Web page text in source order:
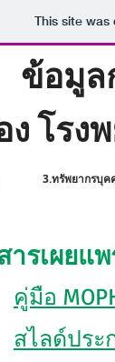
This site
ข้อมูล
ง โรง
3.ทรัพยากรบุค
ารเผยแ
คู่มือ
สไลด์ประ